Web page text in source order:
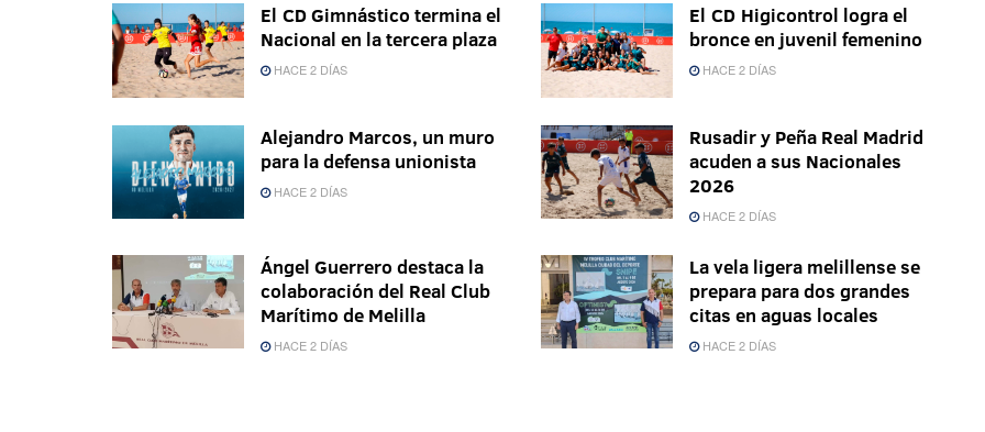
El CD Gimnástico termina el
Nacional en la tercera plaza
HACE 2 DÍAS
El CD Higicontrol logra el
bronce en juvenil femenino
HACE 2 DÍAS
Alejandro Marcos, un muro
para la defensa unionista
HACE 2 DÍAS
Rusadir y Peña Real Madrid
acuden a sus Nacionales
2026
HACE 2 DÍAS
Ángel Guerrero destaca la
colaboración del Real Club
Marítimo de Melilla
HACE 2 DÍAS
La vela ligera melillense se
prepara para dos grandes
citas en aguas locales
HACE 2 DÍAS